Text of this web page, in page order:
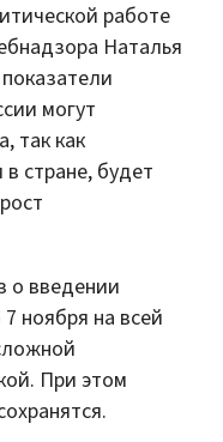
работе
Наталья
могут
так как
стране, будет
о введении
ноября на всей
При этом